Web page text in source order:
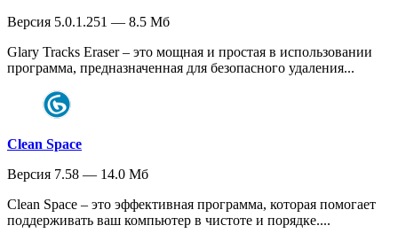
Версия 5.0.1.251 — 8.5 Мб
Glary Tracks Eraser – это мощная и простая в использовании
программа, предназначенная для безопасного удаления...
Clean Space
Версия 7.58 — 14.0 Мб
Clean Space – это эффективная программа, которая помогает
поддерживать ваш компьютер в чистоте и порядке....